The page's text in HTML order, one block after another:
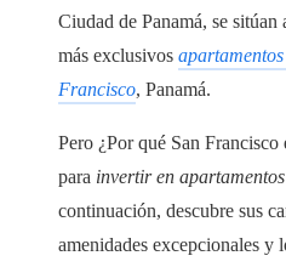
Ciudad de Panamá, se sitúan
más exclusivos
Francisco, Panamá.
Pero ¿Por qué San Francisco
para invertir en
continuación, descubre sus
amenidades excepcionales y